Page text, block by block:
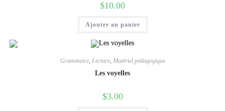
$10.00
Ajouter au panier
Grammaire, Lecture, Matériel pédagogique
Les voyelles
$3.00